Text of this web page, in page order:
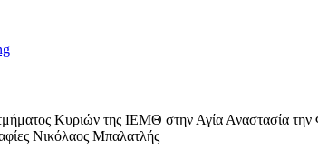
Κυριών της ΙΕΜΘ στην Αγία Αναστασία
Νικόλαος Μπαλατλής